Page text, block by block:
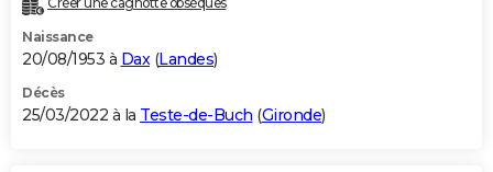
Naissance
20/08/1953 à Dax(Landes)
Décès
25/03/2022 à la Teste-de-Buch (Gironde)